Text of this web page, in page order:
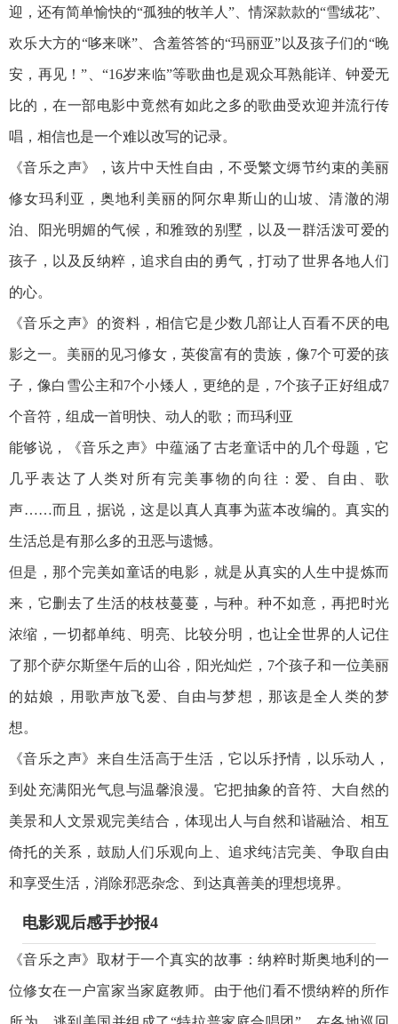
迎，还有简单愉快的“孤独的牧羊人”、情深款款的“雪绒花”、
欢乐大方的“哆来咪”、含羞答答的“玛丽亚”以及孩子们的“晚
安，再见！”、“16岁来临”等歌曲也是观众耳熟能详、钟爱无
比的，在一部电影中竟然有如此之多的歌曲受欢迎并流行传
唱，相信也是一个难以改写的记录。
《音乐之声》，该片中天性自由，不受繁文缛节约束的美丽
修女玛利亚，奥地利美丽的阿尔卑斯山的山坡、清澈的湖
泊、阳光明媚的气候，和雅致的别墅，以及一群活泼可爱的
孩子，以及反纳粹，追求自由的勇气，打动了世界各地人们
的心。
《音乐之声》的资料，相信它是少数几部让人百看不厌的电
影之一。美丽的见习修女，英俊富有的贵族，像7个可爱的孩
子，像白雪公主和7个小矮人，更绝的是，7个孩子正好组成7
个音符，组成一首明快、动人的歌；而玛利亚
能够说，《音乐之声》中蕴涵了古老童话中的几个母题，它
几乎表达了人类对所有完美事物的向往：爱、自由、歌
声……而且，据说，这是以真人真事为蓝本改编的。真实的
生活总是有那么多的丑恶与遗憾。
但是，那个完美如童话的电影，就是从真实的人生中提炼而
来，它删去了生活的枝枝蔓蔓，与种。种不如意，再把时光
浓缩，一切都单纯、明亮、比较分明，也让全世界的人记住
了那个萨尔斯堡午后的山谷，阳光灿烂，7个孩子和一位美丽
的姑娘，用歌声放飞爱、自由与梦想，那该是全人类的梦
想。
《音乐之声》来自生活高于生活，它以乐抒情，以乐动人，
到处充满阳光气息与温馨浪漫。它把抽象的音符、大自然的
美景和人文景观完美结合，体现出人与自然和谐融洽、相互
倚托的关系，鼓励人们乐观向上、追求纯洁完美、争取自由
和享受生活，消除邪恶杂念、到达真善美的理想境界。
电影观后感手抄报4
《音乐之声》取材于一个真实的故事：纳粹时斯奥地利的一
位修女在一户富家当家庭教师。由于他们看不惯纳粹的所作